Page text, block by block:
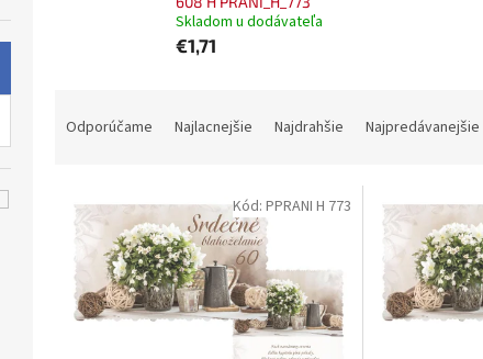
Skladom u dodávateľa
€1,71
Odporúčame Najlacnejšie Najdrahšie Najpredávanejšie
Kód: PPRANI H 773